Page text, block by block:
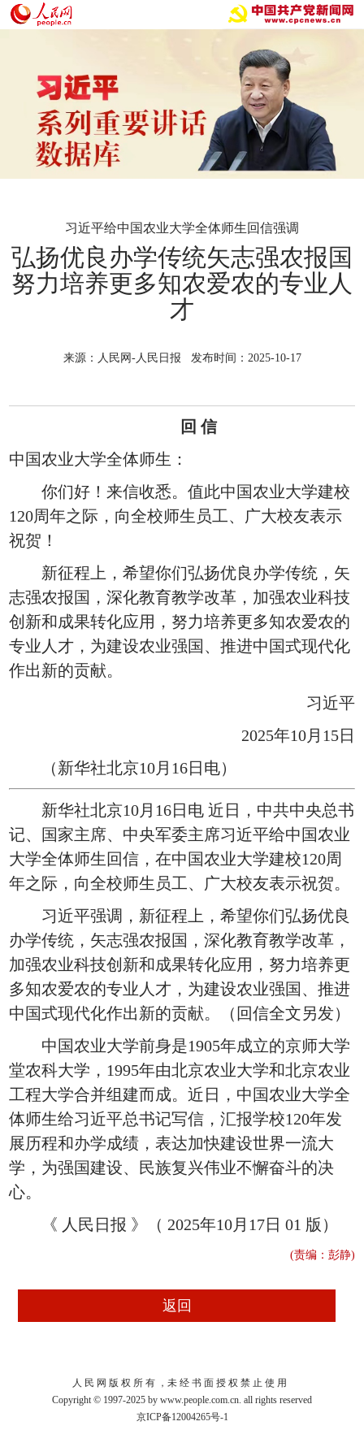
习近平给中国农业大学全体师生回信强调
弘扬优良办学传统矢志强农报国
努力培养更多知农爱农的专业人
才
来源：人民网-人民日报 发布时间：2025-10-17
回 信
中国农业大学全体师生：
你们好！来信收悉。值此中国农业大学建校
120周年之际，向全校师生员工、广大校友表示
祝贺！
新征程上，希望你们弘扬优良办学传统，矢
志强农报国，深化教育教学改革，加强农业科技
创新和成果转化应用，努力培养更多知农爱农的
专业人才，为建设农业强国、推进中国式现代化
作出新的贡献。
习近平
2025年10月15日
（新华社北京10月16日电）
新华社北京10月16日电 近日，中共中央总书
记、国家主席、中央军委主席习近平给中国农业
大学全体师生回信，在中国农业大学建校120周
年之际，向全校师生员工、广大校友表示祝贺。
习近平强调，新征程上，希望你们弘扬优良
办学传统，矢志强农报国，深化教育教学改革，
加强农业科技创新和成果转化应用，努力培养更
多知农爱农的专业人才，为建设农业强国、推进
中国式现代化作出新的贡献。（回信全文另发）
中国农业大学前身是1905年成立的京师大学
堂农科大学，1995年由北京农业大学和北京农业
工程大学合并组建而成。近日，中国农业大学全
体师生给习近平总书记写信，汇报学校120年发
展历程和办学成绩，表达加快建设世界一流大
学，为强国建设、民族复兴伟业不懈奋斗的决
心。
《 人民日报 》（ 2025年10月17日 01 版）
(责编：彭静)
人 民 网 版 权 所 有 ，未 经 书 面 授 权 禁 止 使 用
Copyright © 1997-2025 by www.people.com.cn. all rights reserved
京ICP备12004265号-1